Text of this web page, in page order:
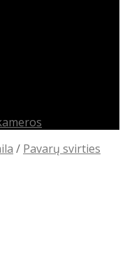
/ Pavarų svirties